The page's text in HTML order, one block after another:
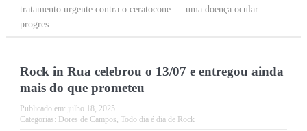
tratamento urgente contra o ceratocone — uma doença ocular
progres...
Rock in Rua celebrou o 13/07 e entregou ainda
mais do que prometeu
Publicado em: julho 18, 2025
Categorias: Dores de Campos Todo dia é dia de Rock